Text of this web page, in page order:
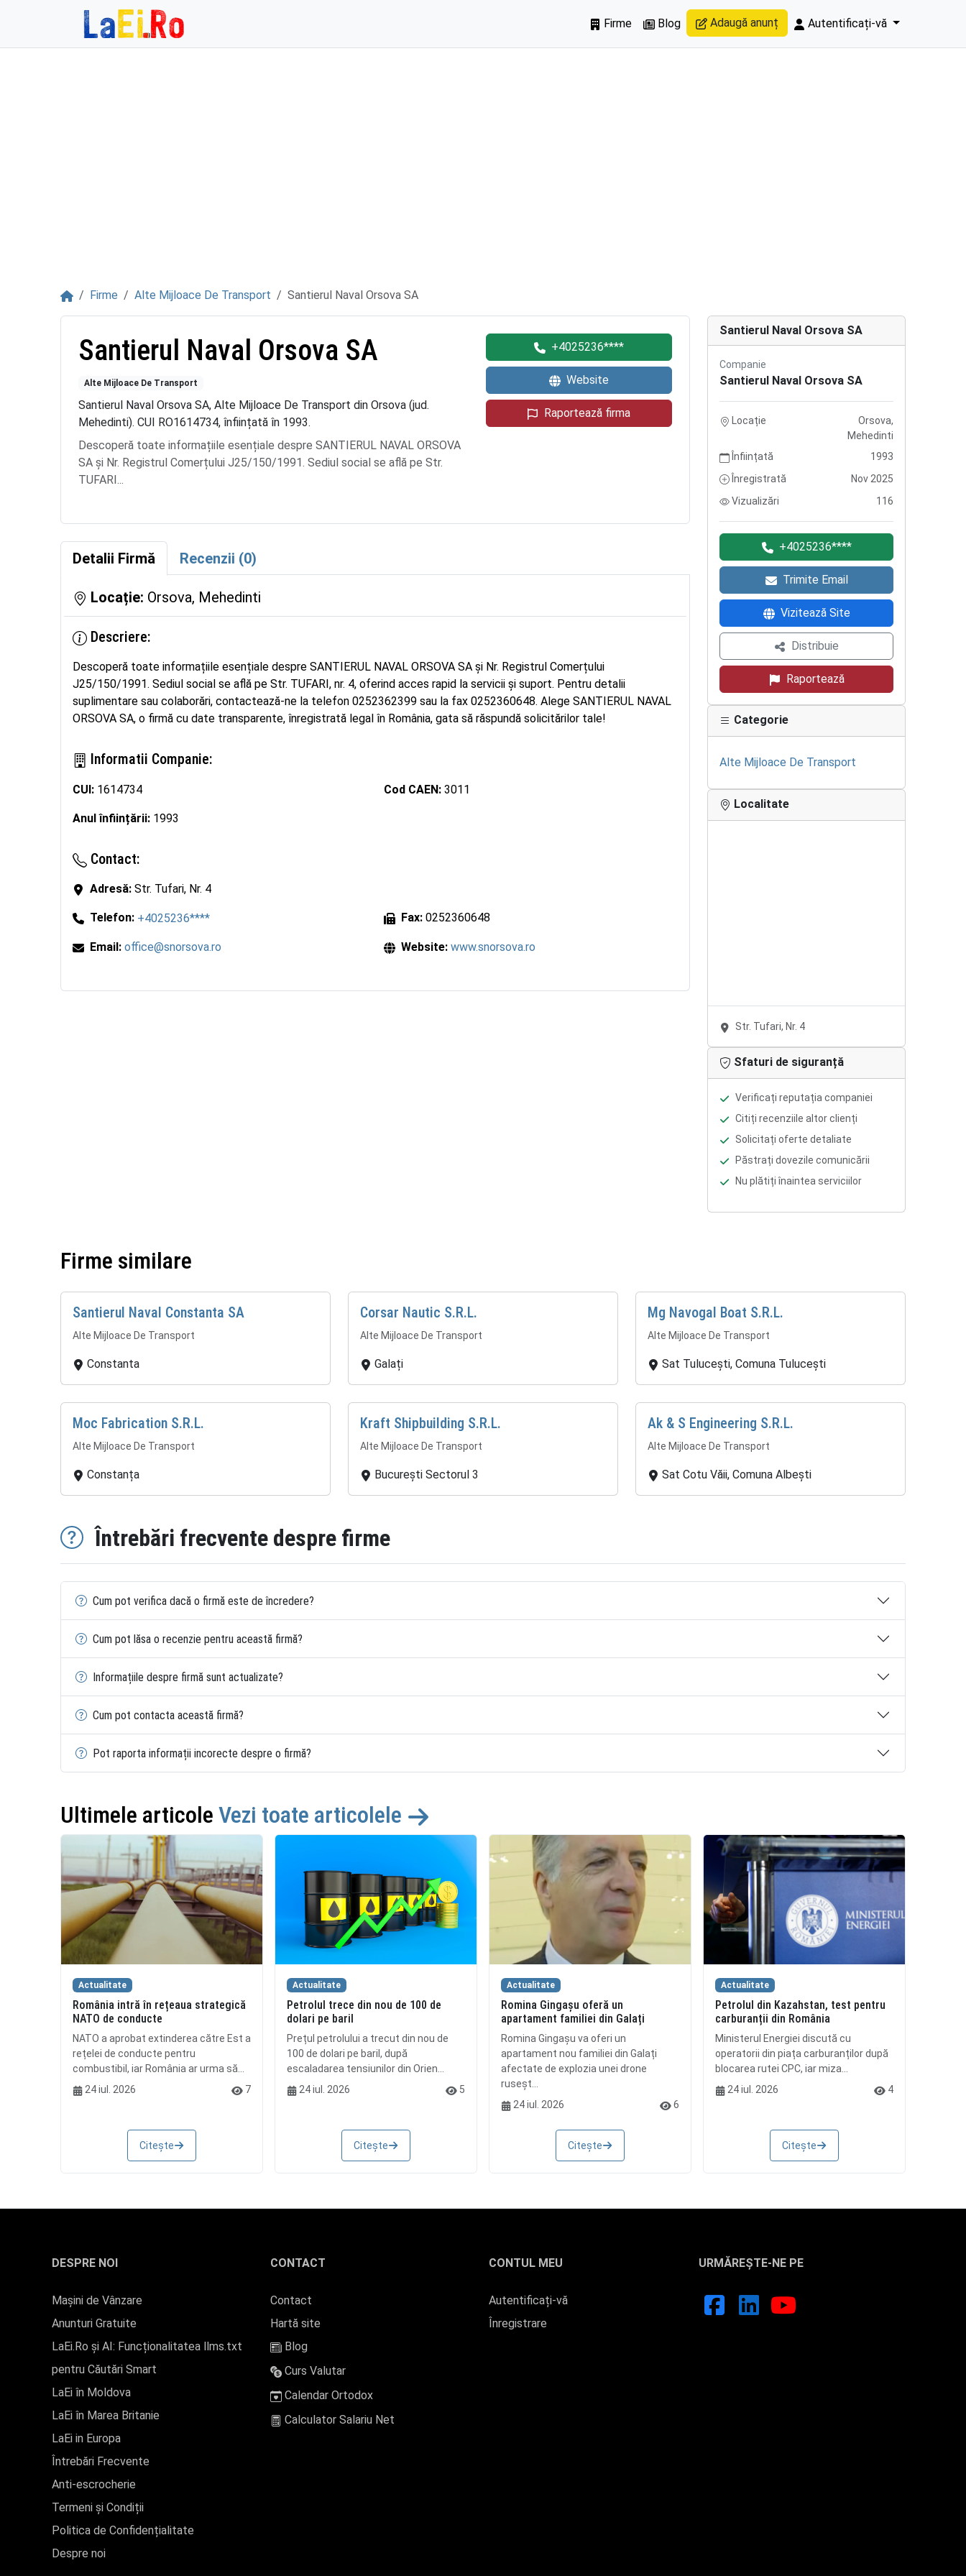
Firme
Blog Adaugă anunț Autentificați-vă
AcasăFirme Alte Mijloace De Transport Santierul Naval Orsova SA
Santierul Naval Orsova SA
Alte Mijloace De Transport
Santierul Naval Orsova SA, Alte Mijloace De Transport din Orsova (jud.
Mehedinti). CUI RO1614734, înființată în 1993.
Descoperă toate informațiile esențiale despre SANTIERUL NAVAL ORSOVA
SA și Nr. Registrul Comerțului J25/150/1991. Sediul social se află pe Str.
TUFARI...
+4025236****
Website
Raportează firma
Detalii Firmă Recenzii (0)
Locație: Orsova, Mehedinti
Descriere:
Descoperă toate informațiile esențiale despre SANTIERUL NAVAL ORSOVA SA și Nr. Registrul Comerțului
J25/150/1991. Sediul social se află pe Str. TUFARI, nr. 4, oferind acces rapid la servicii și suport. Pentru detalii
suplimentare sau colaborări, contactează-ne la telefon 0252362399 sau la fax 0252360648. Alege SANTIERUL NAVAL
ORSOVA SA, o firmă cu date transparente, înregistrată legal în România, gata să răspundă solicitărilor tale!
Informatii Companie:
CUI: 1614734 Cod CAEN: 3011
Anul înființării: 1993
Contact:
Adresă: Str. Tufari, Nr. 4
Telefon: +4025236**** Fax: 0252360648
Email: office@snorsova.ro Website: www.snorsova.ro
Santierul Naval Orsova SA
Companie
Santierul Naval Orsova SA
Locație
Orsova,
Mehedinti
Înființată
1993
Înregistrată
Nov 2025
Vizualizări
116
+4025236****
Trimite Email
Vizitează Site
Distribuie
Raportează
Categorie
Alte Mijloace De Transport
Localitate
Str. Tufari, Nr. 4
Sfaturi de siguranță
Verificați reputația companiei
Citiți recenziile altor clienți
Solicitați oferte detaliate
Păstrați dovezile comunicării
Nu plătiți înaintea serviciilor
Firme similare
Santierul Naval Constanta SA
Alte Mijloace De Transport
Constanta
Corsar Nautic S.R.L.
Alte Mijloace De Transport
Galați
Mg Navogal Boat S.R.L.
Alte Mijloace De Transport
Sat Tulucești, Comuna Tulucești
Moc Fabrication S.R.L.
Alte Mijloace De Transport
Constanța
Kraft Shipbuilding S.R.L.
Alte Mijloace De Transport
București Sectorul 3
Ak & S Engineering S.R.L.
Alte Mijloace De Transport
Sat Cotu Văii, Comuna Albești
Întrebări frecvente despre firme
Cum pot verifica dacă o firmă este de încredere?
Cum pot lăsa o recenzie pentru această firmă?
Informațiile despre firmă sunt actualizate?
Cum pot contacta această firmă?
Pot raporta informații incorecte despre o firmă?
Ultimele articole Vezi toate articolele
Actualitate
România intră în rețeaua strategică
NATO de conducte
NATO a aprobat extinderea către Est a
rețelei de conducte pentru
combustibil, iar România ar urma să...
24 iul. 2026
7
Citește
Actualitate
Petrolul trece din nou de 100 de
dolari pe baril
Prețul petrolului a trecut din nou de
100 de dolari pe baril, după
escaladarea tensiunilor din Orien...
24 iul. 2026
5
Citește
Actualitate
Romina Gingașu oferă un
apartament familiei din Galați
Romina Gingașu va oferi un
apartament nou familiei din Galați
afectate de explozia unei drone
ruseșt...
24 iul. 2026
6
Citește
Actualitate
Petrolul din Kazahstan, test pentru
carburanții din România
Ministerul Energiei discută cu
operatorii din piața carburanților după
blocarea rutei CPC, iar miza...
24 iul. 2026
4
Citește
DESPRE NOI
Mașini de Vânzare
Anunturi Gratuite
LaEi.Ro și AI: Funcționalitatea llms.txt
pentru Căutări Smart
LaEi în Moldova
LaEi în Marea Britanie
LaEi in Europa
Întrebări Frecvente
Anti-escrocherie
Termeni și Condiții
Politica de Confidențialitate
Despre noi
CONTACT
Contact
Hartă site
Blog
Curs Valutar
Calendar Ortodox
Calculator Salariu Net
CONTUL MEU
Autentificați-vă
Înregistrare
URMĂREȘTE-NE PE